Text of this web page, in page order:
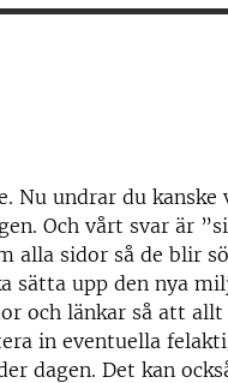
Nu undrar du kanske
Och vårt svar är
alla sidor så de blir
sätta upp den nya
och länkar så att allt
in eventuella
dagen. Det kan